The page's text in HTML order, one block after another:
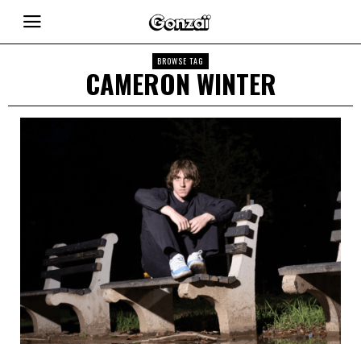
BROWSE TAG
CAMERON WINTER